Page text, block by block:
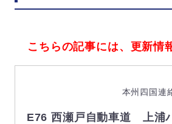
こちらの記事には、更新情
本州四国連
E76 西瀬戸自動車道 上浦